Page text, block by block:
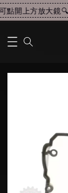
點開上方放大鏡